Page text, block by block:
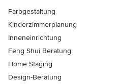
Farbgestaltung
Kinderzimmerplanung
Inneneinrichtung
Feng Shui Beratung
Home Staging
Design-Beratung